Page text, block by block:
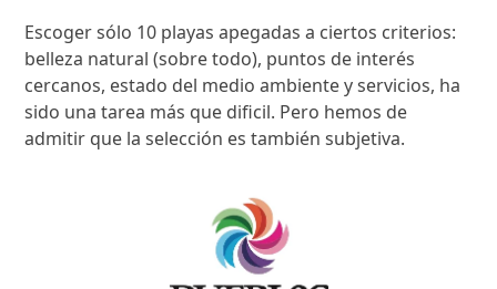
Escoger sólo 10 playas apegadas a ciertos criterios:
belleza natural (sobre todo), puntos de interés
cercanos, estado del medio ambiente y servicios, ha
sido una tarea más que dificil. Pero hemos de
admitir que la selección es también subjetiva.